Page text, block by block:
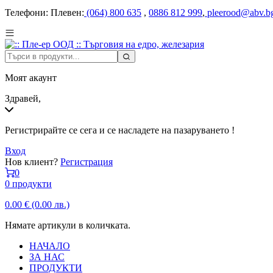
Телефони: Плевен: (064) 800 635 , 0886 812 999,
Моят акаунт
Здравей,
Регистрирайте се сега и се насладете на пазаруването !
Вход
Нов клиент? Регистрация
0
0 продукти
0.00 € (0.00 лв.)
Нямате артикули в количката.
НАЧАЛО
ЗА НАС
ПРОДУКТИ